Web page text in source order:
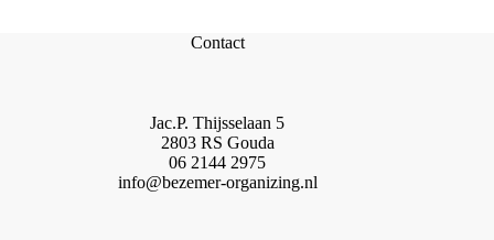
Contact
Jac.P. Thijsselaan 5
2803 RS Gouda
06 2144 2975
info@bezemer-organizing.nl